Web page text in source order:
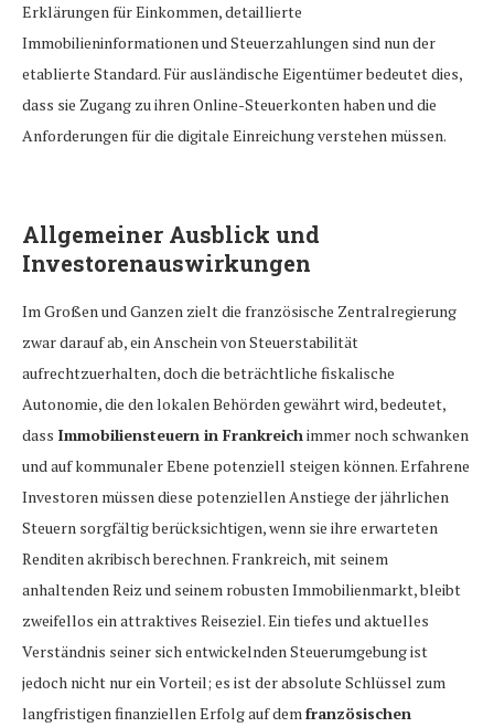
Erklärungen für Einkommen, detaillierte
Immobilieninformationen und Steuerzahlungen sind nun der
etablierte Standard. Für ausländische Eigentümer bedeutet dies,
dass sie Zugang zu ihren Online-Steuerkonten haben und die
Anforderungen für die digitale Einreichung verstehen müssen.
Allgemeiner Ausblick und
Investorenauswirkungen
Im Großen und Ganzen zielt die französische Zentralregierung
zwar darauf ab, ein Anschein von Steuerstabilität
aufrechtzuerhalten, doch die beträchtliche fiskalische
Autonomie, die den lokalen Behörden gewährt wird, bedeutet,
dass Immobiliensteuern in Frankreichimmer noch schwanken
und auf kommunaler Ebene potenziell steigen können. Erfahrene
Investoren müssen diese potenziellen Anstiege der jährlichen
Steuern sorgfältig berücksichtigen, wenn sie ihre erwarteten
Renditen akribisch berechnen. Frankreich, mit seinem
anhaltenden Reiz und seinem robusten Immobilienmarkt, bleibt
zweifellos ein attraktives Reiseziel. Ein tiefes und aktuelles
Verständnis seiner sich entwickelnden Steuerumgebung ist
jedoch nicht nur ein Vorteil; es ist der absolute Schlüssel zum
langfristigen finanziellen Erfolg auf demfranzösischen